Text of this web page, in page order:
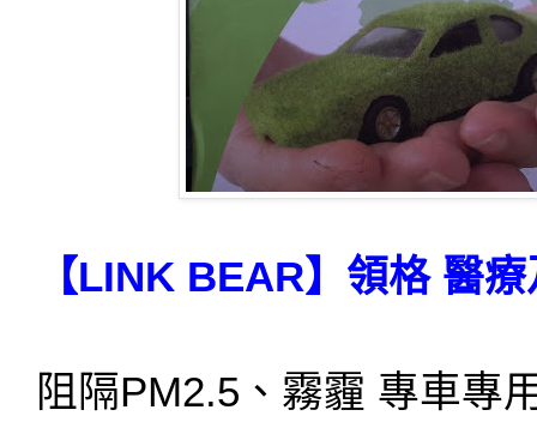
【LINK BEAR】領格 醫
阻隔PM2.5、霧霾 專車專